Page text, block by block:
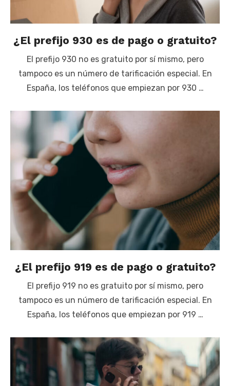
¿El prefijo 930 es de pago o gratuito?
El prefijo 930 no es gratuito por sí mismo, pero
tampoco es un número de tarificación especial. En
España, los teléfonos que empiezan por 930 …
¿El prefijo 919 es de pago o gratuito?
El prefijo 919 no es gratuito por sí mismo, pero
tampoco es un número de tarificación especial. En
España, los teléfonos que empiezan por 919 …